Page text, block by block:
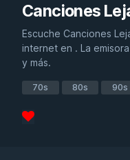
Canciones
Escuche Canciones
internet en . La
y más.
70s 80s 90s